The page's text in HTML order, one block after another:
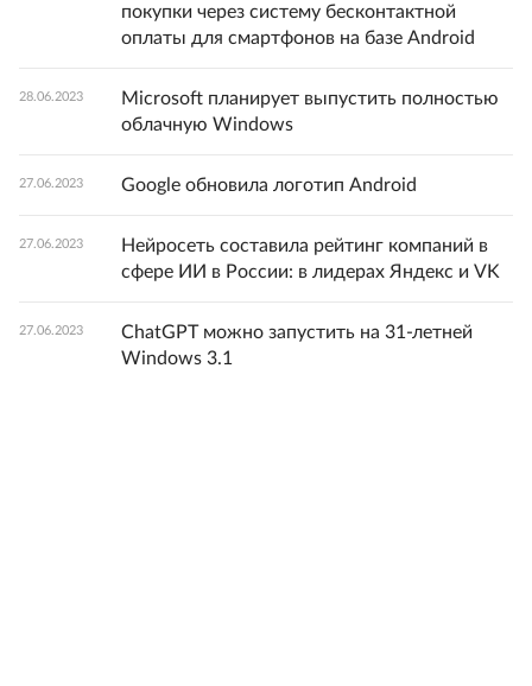
покупки через систему бесконтактной
оплаты для смартфонов на базе Android
28.06.2023
Microsoft планирует выпустить полностью
облачную Windows
27.06.2023 Google обновила логотип Android
27.06.2023
Нейросеть составила рейтинг компаний в
сфере ИИ в России: в лидерах Яндекс и VK
27.06.2023
ChatGPT можно запустить на 31-летней
Windows 3.1